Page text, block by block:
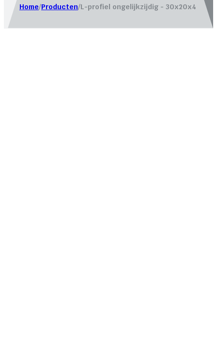
Home/Producten/L-profiel ongelijkzijdig - 30x20x4